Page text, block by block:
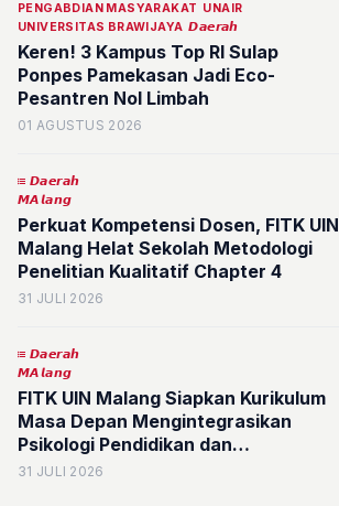
PENGABDIAN MASYARAKAT UNAIR
UNIVERSITAS BRAWIJAYA 𝘿𝙖𝙚𝙧𝙖𝙝
Keren! 3 Kampus Top RI Sulap
Ponpes Pamekasan Jadi Eco-
Pesantren Nol Limbah
01 AGUSTUS 2026
𝘿𝙖𝙚𝙧𝙖𝙝
𝙈𝘼𝙡𝙖𝙣𝙜
Perkuat Kompetensi Dosen, FITK UIN
Malang Helat Sekolah Metodologi
Penelitian Kualitatif Chapter 4
31 JULI 2026
𝘿𝙖𝙚𝙧𝙖𝙝
𝙈𝘼𝙡𝙖𝙣𝙜
FITK UIN Malang Siapkan Kurikulum
Masa Depan Mengintegrasikan
Psikologi Pendidikan dan
Kecerdasan Buatan untuk Mencetak
31 JULI 2026